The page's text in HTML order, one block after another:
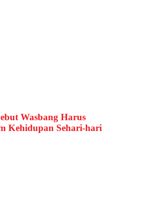
Wasbang Harus
Kehidupan Sehari-hari